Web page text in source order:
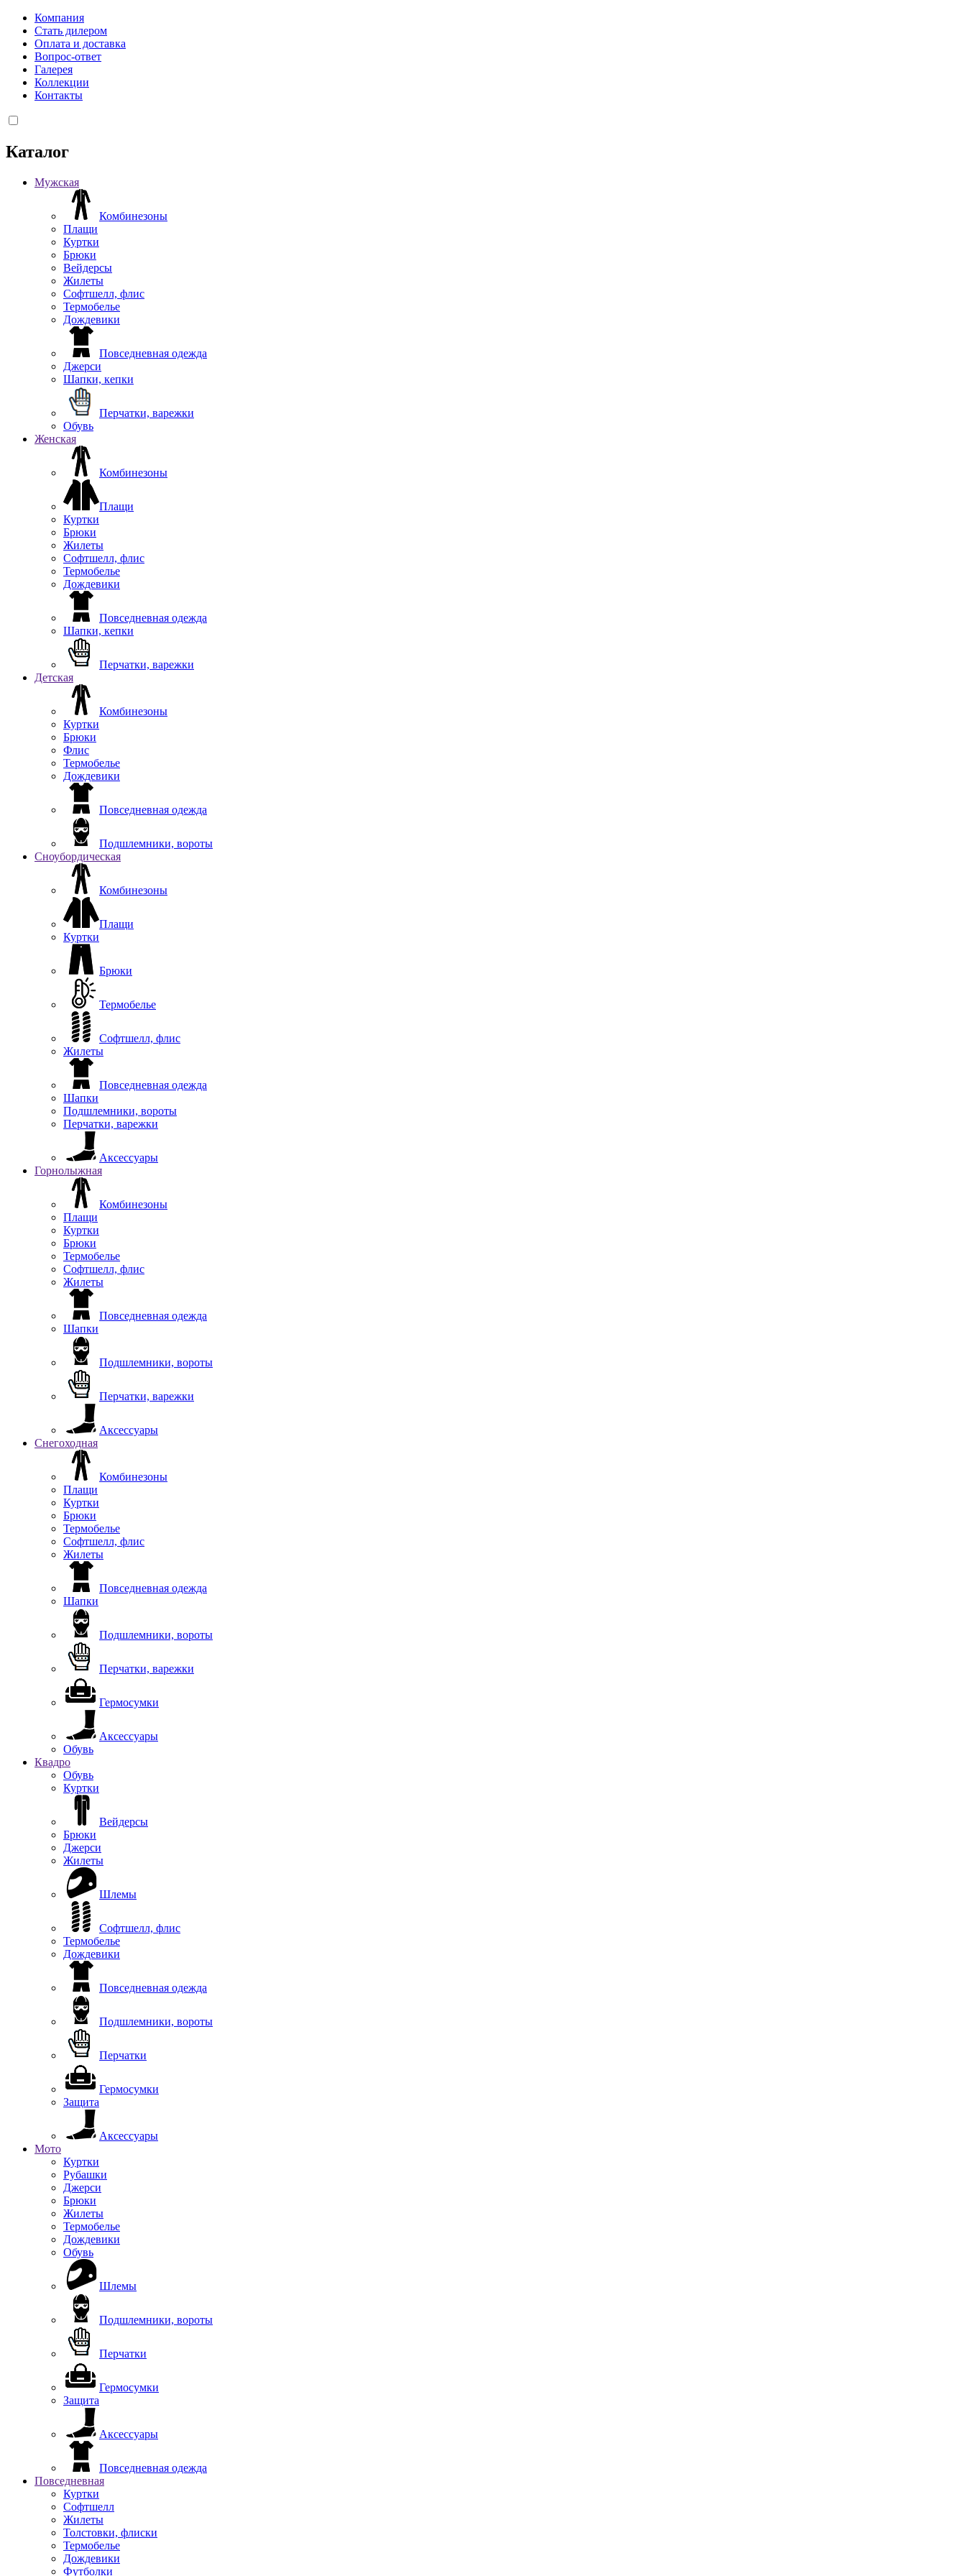
Компания
Стать дилером
Оплата и доставка
Вопрос-ответ
Галерея
Коллекции
Контакты
Каталог
Мужская
Комбинезоны
Плащи
Куртки
Брюки
Вейдерсы
Жилеты
Софтшелл, флис
Термобелье
Дождевики
Повседневная одежда
Джерси
Шапки, кепки
Перчатки, варежки
Обувь
Женская
Комбинезоны
Плащи
Куртки
Брюки
Жилеты
Софтшелл, флис
Термобелье
Дождевики
Повседневная одежда
Шапки, кепки
Перчатки, варежки
Детская
Комбинезоны
Куртки
Брюки
Флис
Термобелье
Дождевики
Повседневная одежда
Подшлемники, вороты
Сноубордическая
Комбинезоны
Плащи
Куртки
Брюки
Термобелье
Софтшелл, флис
Жилеты
Повседневная одежда
Шапки
Подшлемники, вороты
Перчатки, варежки
Аксессуары
Горнолыжная
Комбинезоны
Плащи
Куртки
Брюки
Термобелье
Софтшелл, флис
Жилеты
Повседневная одежда
Шапки
Подшлемники, вороты
Перчатки, варежки
Аксессуары
Снегоходная
Комбинезоны
Плащи
Куртки
Брюки
Термобелье
Софтшелл, флис
Жилеты
Повседневная одежда
Шапки
Подшлемники, вороты
Перчатки, варежки
Гермосумки
Аксессуары
Обувь
Квадро
Обувь
Куртки
Вейдерсы
Брюки
Джерси
Жилеты
Шлемы
Софтшелл, флис
Термобелье
Дождевики
Повседневная одежда
Подшлемники, вороты
Перчатки
Гермосумки
Защита
Аксессуары
Мото
Куртки
Рубашки
Джерси
Брюки
Жилеты
Термобелье
Дождевики
Обувь
Шлемы
Подшлемники, вороты
Перчатки
Гермосумки
Защита
Аксессуары
Повседневная одежда
Повседневная
Куртки
Софтшелл
Жилеты
Толстовки, флиски
Термобелье
Дождевики
Футболки